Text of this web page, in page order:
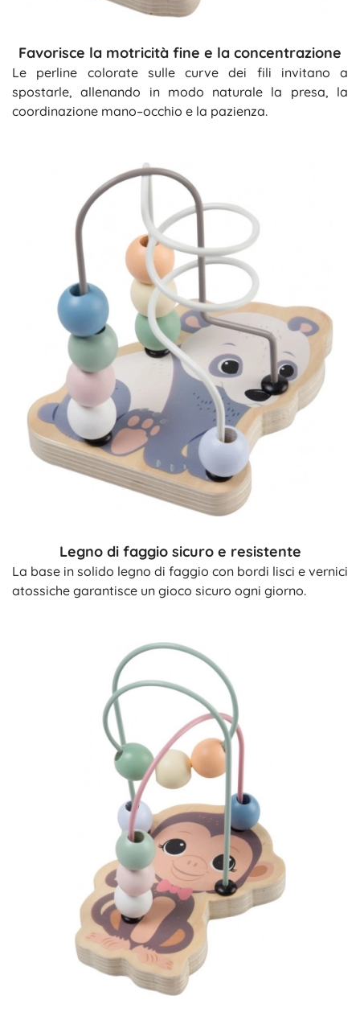
Favorisce la motricità fine e la concentrazione
Le perline colorate sulle curve dei fili invitano a
spostarle, allenando in modo naturale la presa, la
coordinazione mano–occhio e la pazienza.
Legno di faggio sicuro e resistente
La base in solido legno di faggio con bordi lisci e vernici
atossiche garantisce un gioco sicuro ogni giorno.